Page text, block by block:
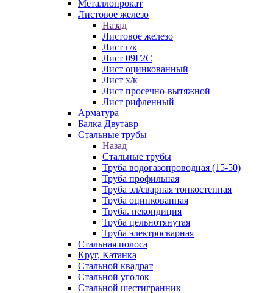
Металлопрокат
Листовое железо
Назад
Листовое железо
Лист г/к
Лист 09Г2С
Лист оцинкованный
Лист х/к
Лист просечно-вытяжной
Лист рифленный
Арматура
Балка Двутавр
Стальные трубы
Назад
Стальные трубы
Труба водогазопроводная (15-50)
Труба профильная
Труба эл/сварная тонкостенная
Труба оцинкованная
Труба. некондиция
Труба цельнотянутая
Труба электросварная
Стальная полоса
Круг, Катанка
Стальной квадрат
Стальной уголок
Стальной шестигранник